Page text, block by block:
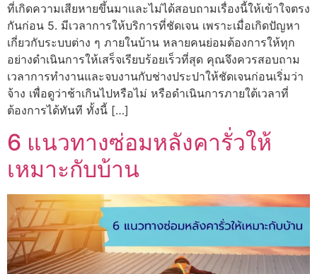
ที่เกิดความเสียหายขึ้นมาและไม่ได้สอบถามเรื่องนี้ให้เข้าใจตรง
กันก่อน 5. มีเวลาการให้บริการที่ชัดเจน เพราะเมื่อเกิดปัญหา
เกี่ยวกับระบบต่าง ๆ ภายในบ้าน หลายคนย่อมต้องการให้ทุก
อย่างดำเนินการให้เสร็จเรียบร้อยเร็วที่สุด คุณจึงควรสอบถาม
เวลาการทำงานและจบงานกับช่างประปาให้ชัดเจนก่อนเริ่มว่า
จ้าง เพื่อดูว่าช้าเกินไปหรือไม่ หรือดำเนินการภายใต้เวลาที่
ต้องการได้ทันที ทั้งนี้ […]
6 แนวทางซ่อมหลังคารั่วให้
เหมาะกับบ้าน